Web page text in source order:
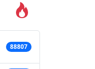
88807